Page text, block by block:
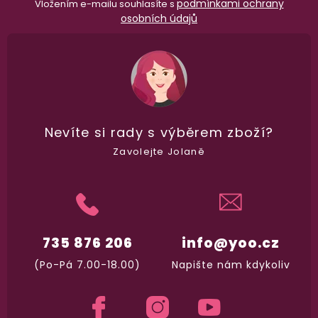
98% spokojenost
Vložením e-mailu souhlasíte s podmínkami ochrany
osobních údajů
info@yoo.cz
Napište nám kdykoliv
735 876 206
(Po-Pá 7.00-18.00)
Nevíte si rady s výběrem zboží?
Zavolejte Jolaně